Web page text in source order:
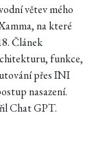
větev mého
na které
Článek
funkce,
přes INI
nasazení.
Chat GPT.